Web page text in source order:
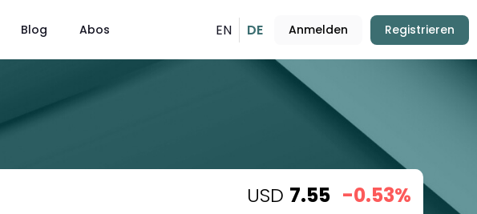
Blog Abos EN DE Anmelden Registrieren
USD 7.55 -0.53%